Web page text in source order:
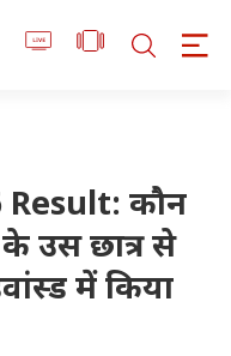
Result: कौन
उस छात्र से
में किया